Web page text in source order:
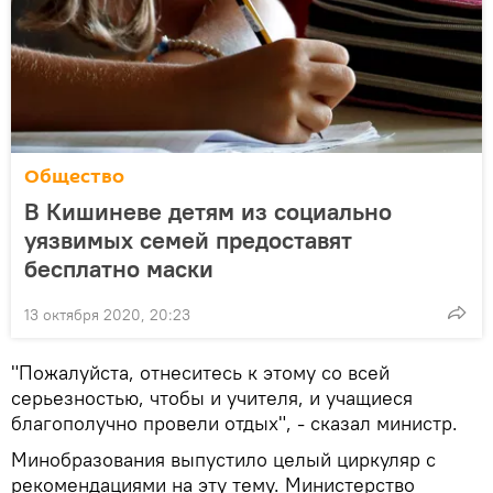
Общество
В Кишиневе детям из социально
уязвимых семей предоставят
бесплатно маски
13 октября 2020, 20:23
"Пожалуйста, отнеситесь к этому со всей
серьезностью, чтобы и учителя, и учащиеся
благополучно провели отдых", - сказал министр.
Минобразования выпустило целый циркуляр с
рекомендациями на эту тему. Министерство